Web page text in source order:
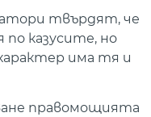
твърдят, че
казусите, но
има тя и
правомощията